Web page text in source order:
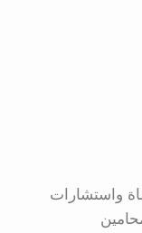
واستشارات